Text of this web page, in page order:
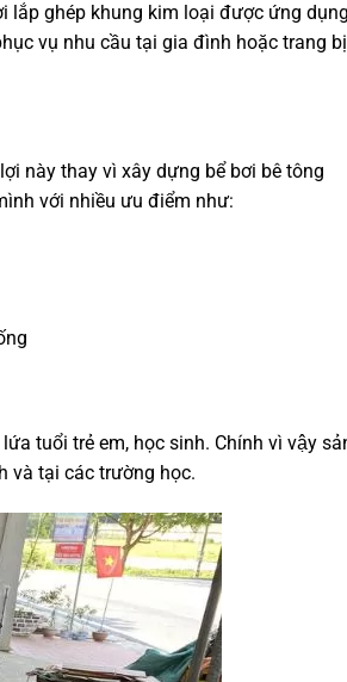
lắp ghép khung kim loại được ứng dụng
vụ nhu cầu tại gia đình hoặc trang bị
này thay vì xây dựng bể bơi bê tông
với nhiều ưu điểm như:
tuổi trẻ em, học sinh. Chính vì vậy
và tại các trường học.